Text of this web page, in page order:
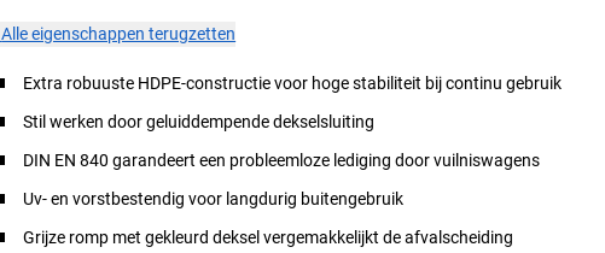
Alle eigenschappen terugzetten
Extra robuuste HDPE-constructie voor hoge stabiliteit bij continu gebruik
Stil werken door geluiddempende dekselsluiting
DIN EN 840 garandeert een probleemloze lediging door vuilniswagens
Uv- en vorstbestendig voor langdurig buitengebruik
Grijze romp met gekleurd deksel vergemakkelijkt de afvalscheiding